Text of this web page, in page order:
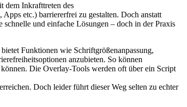
dem Inkrafttreten des
etc.) barriererfrei zu gestalten. Doch anstatt
und einfache Lösungen – doch in der Praxis
Funktionen wie Schriftgrößenanpassung,
anzubieten. So können
Die Overlay-Tools werden oft über ein Script
Doch leider führt dieser Weg selten zu echter